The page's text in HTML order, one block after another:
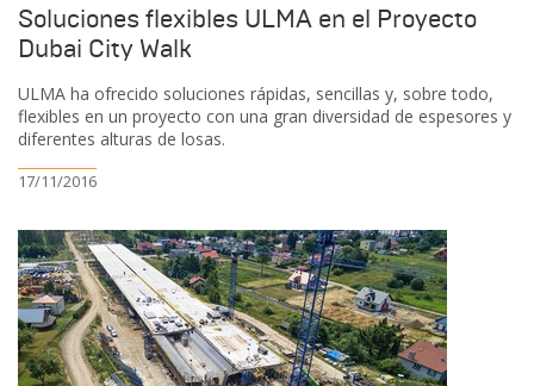
Soluciones flexibles ULMA en el Proyecto
Dubai City Walk
ULMA ha ofrecido soluciones rápidas, sencillas y, sobre todo,
flexibles en un proyecto con una gran diversidad de espesores y
diferentes alturas de losas.
17/11/2016